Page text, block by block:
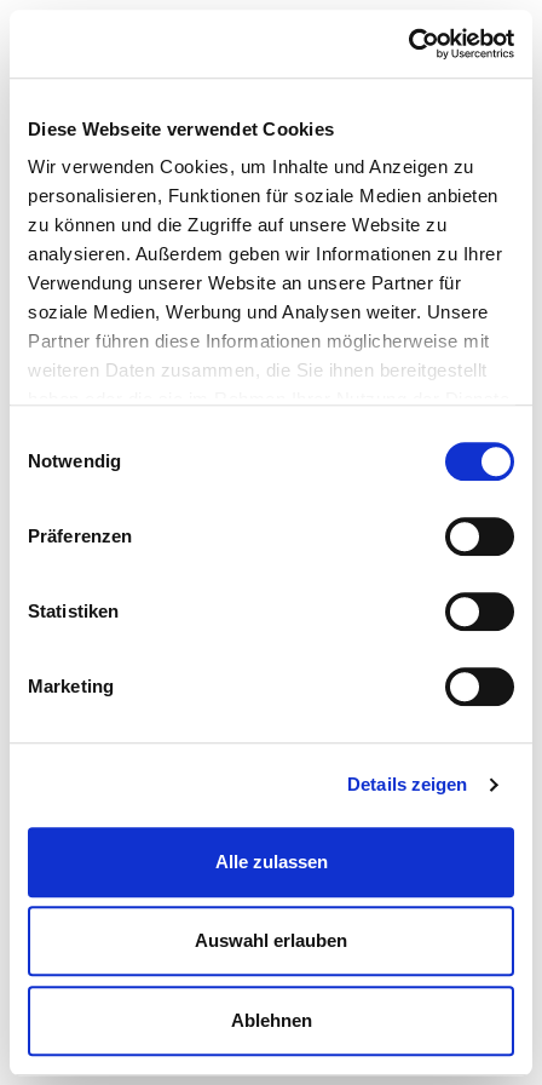
Diese Webseite verwendet Cookies
Wir verwenden Cookies, um Inhalte und Anzeigen zu
personalisieren, Funktionen für soziale Medien anbieten
zu können und die Zugriffe auf unsere Website zu
analysieren. Außerdem geben wir Informationen zu Ihrer
Verwendung unserer Website an unsere Partner für
soziale Medien, Werbung und Analysen weiter. Unsere
Partner führen diese Informationen möglicherweise mit
weiteren Daten zusammen, die Sie ihnen bereitgestellt
Notwendig
Präferenzen
Statistiken
Marketing
Details zeigen
Alle zulassen
Auswahl erlauben
Ablehnen